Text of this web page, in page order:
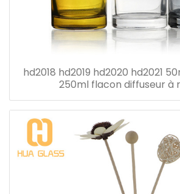
hd2018 hd2019 hd2020 hd2021
250ml flacon diffuseur à